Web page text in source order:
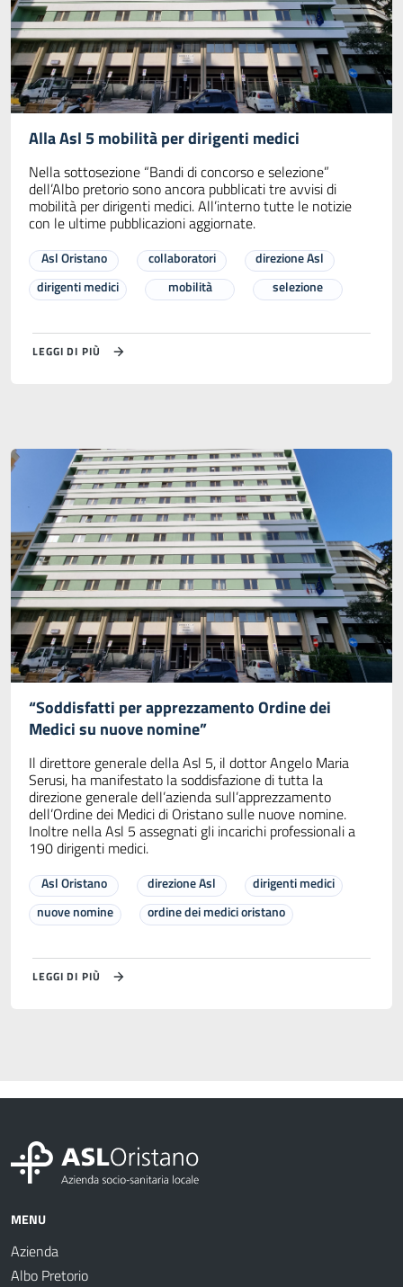
Alla Asl 5 mobilità per dirigenti medici
Nella sottosezione “Bandi di concorso e selezione”
dell’Albo pretorio sono ancora pubblicati tre avvisi di
mobilità per dirigenti medici. All’interno tutte le notizie
con le ultime pubblicazioni aggiornate.
Asl Oristano collaboratori
direzione Asl
dirigenti medici
mobilità selezione
LEGGI DI PIÙ
“Soddisfatti per apprezzamento Ordine dei
Medici su nuove nomine”
Il direttore generale della Asl 5, il dottor Angelo Maria
Serusi, ha manifestato la soddisfazione di tutta la
direzione generale dell’azienda sull’apprezzamento
dell’Ordine dei Medici di Oristano sulle nuove nomine.
Inoltre nella Asl 5 assegnati gli incarichi professionali a
190 dirigenti medici.
Asl Oristano direzione Asl
dirigenti medici
nuove nomine
ordine dei medici oristano
LEGGI DI PIÙ
MENU
Azienda
Albo Pretorio